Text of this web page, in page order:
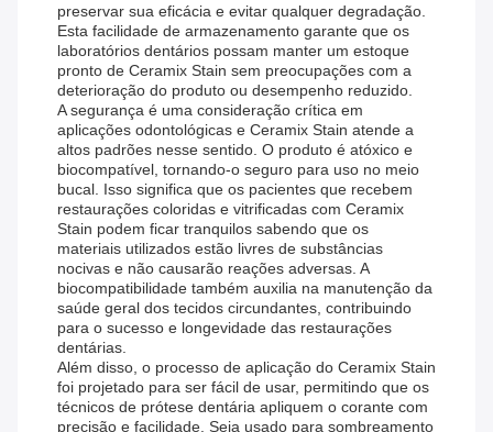
preservar sua eficácia e evitar qualquer degradação.
Esta facilidade de armazenamento garante que os
laboratórios dentários possam manter um estoque
pronto de Ceramix Stain sem preocupações com a
deterioração do produto ou desempenho reduzido.
A segurança é uma consideração crítica em
aplicações odontológicas e Ceramix Stain atende a
altos padrões nesse sentido. O produto é atóxico e
biocompatível, tornando-o seguro para uso no meio
bucal. Isso significa que os pacientes que recebem
restaurações coloridas e vitrificadas com Ceramix
Stain podem ficar tranquilos sabendo que os
materiais utilizados estão livres de substâncias
nocivas e não causarão reações adversas. A
biocompatibilidade também auxilia na manutenção da
saúde geral dos tecidos circundantes, contribuindo
para o sucesso e longevidade das restaurações
dentárias.
Além disso, o processo de aplicação do Ceramix Stain
foi projetado para ser fácil de usar, permitindo que os
técnicos de prótese dentária apliquem o corante com
precisão e facilidade. Seja usado para sombreamento